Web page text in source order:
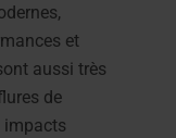
et
aussi très
de
impacts